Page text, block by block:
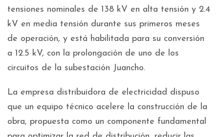
tensiones nominales de 138 kV en alta tensión y 2.4
kV en media tensión durante sus primeros meses
de operación, y está habilitada para su conversión
a 12.5 kV, con la prolongación de uno de los
circuitos de la subestación Juancho.
La empresa distribuidora de electricidad dispuso
que un equipo técnico acelere la construcción de la
obra, propuesta como un componente fundamental